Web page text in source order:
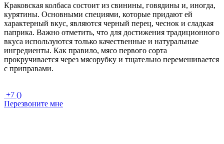
Краковская колбаса состоит из свинины, говядины и, иногда,
курятины. Основными специями, которые придают ей
характерный вкус, являются черный перец, чеснок и сладкая
паприка. Важно отметить, что для достижения традиционного
вкуса используются только качественные и натуральные
ингредиенты. Как правило, мясо первого сорта
прокручивается через мясорубку и тщательно перемешивается
с приправами.
+7 ()
Перезвоните мне